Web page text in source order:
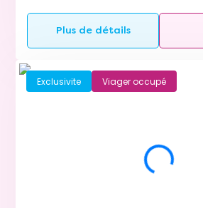
Plus de détails
Exclusivite Viager occupé